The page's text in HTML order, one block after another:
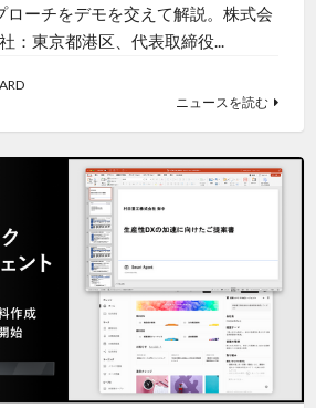
ローチをデモを交えて解説。株式会
：東京都港区、代表取締役...
ニュースを読む